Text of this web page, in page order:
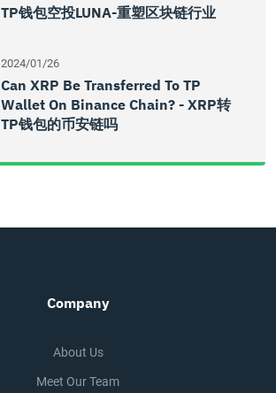
TP钱包空投LUNA-重塑区块链行业
2024/01/26
Can XRP Be Transferred To TP
Wallet On Binance Chain? - XRP转
TP钱包的币安链吗
Company
About Us
Meet Our Team